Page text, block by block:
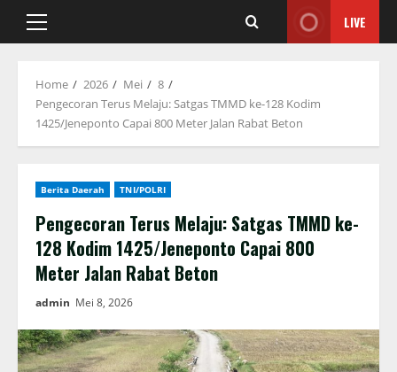
Primary
LIVE
Home 2026 Mei
8
Pengecoran Terus Melaju: Satgas TMMD ke-128 Kodim
1425/Jeneponto Capai 800 Meter Jalan Rabat Beton
Berita Daerah TNI/POLRI
Pengecoran Terus Melaju: Satgas TMMD ke-
128 Kodim 1425/Jeneponto Capai 800
Meter Jalan Rabat Beton
admin Mei 8, 2026